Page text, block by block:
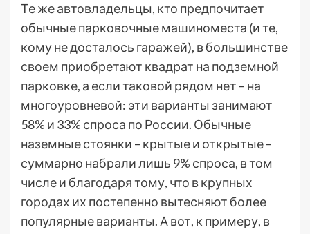
Те же автовладельцы, кто предпочитает
обычные парковочные машиноместа (и те,
кому не досталось гаражей), в большинстве
своем приобретают квадрат на подземной
парковке, а если таковой рядом нет – на
многоуровневой: эти варианты занимают
58% и 33% спроса по России. Обычные
наземные стоянки – крытые и открытые –
суммарно набрали лишь 9% спроса, в том
числе и благодаря тому, что в крупных
городах их постепенно вытесняют более
популярные варианты. А вот, к примеру, в